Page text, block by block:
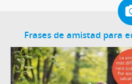
Frases de amistad para